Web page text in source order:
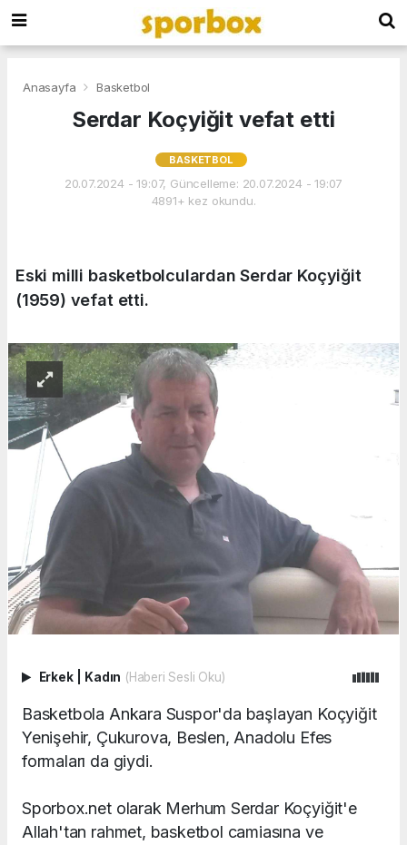
Anasayfa Basketbol
Serdar Koçyiğit vefat etti
BASKETBOL
20.07.2024 - 19:07, Güncelleme: 20.07.2024 - 19:07
4891+ kez okundu.
Eski milli basketbolculardan Serdar Koçyiğit
(1959) vefat etti.
Erkek Kadın (Haberi Sesli Oku)
Basketbola Ankara Suspor'da başlayan Koçyiğit
Yenişehir, Çukurova, Beslen, Anadolu Efes
formaları da giydi.
Sporbox.net olarak Merhum Serdar Koçyiğit'e
Allah'tan rahmet, basketbol camiasına ve